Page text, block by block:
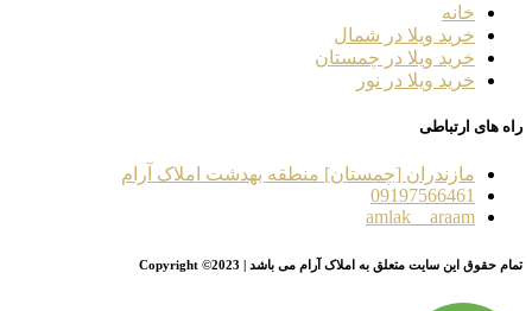
خانه
خرید ویلا در شمال
خرید ویلا در چمستان
خرید ویلا در نور
راه های ارتباطی
مازندران [چمستان] منطقه بهدشت املاک آرام
09197566461
amlak__araam
تمام حقوق این سایت متعلق به املاک آرام می باشد | Copyright ©2023